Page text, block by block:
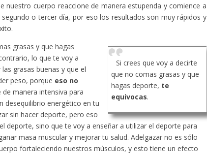
nuestro cuerpo reaccione de manera estupenda y comience a
o tercer día, por eso los resultados son muy rápidos y
Si crees que voy a decirte
que no comas grasas y que
hagas deporte, te
equivocas.
grasas y que hagas
lo que te voy a
grasas buenas y que el
peso, porque eso no
de manera intensiva para
desequilibrio energético en tu
sin hacer deporte, pero eso
deporte, sino que te voy a enseñar a utilizar el deporte para
masa muscular y mejorar tu salud. Adelgazar no es sólo
fortaleciendo nuestros músculos, y esto tiene un efecto